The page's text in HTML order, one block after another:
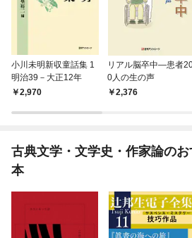
小川未明新収童話集 1
明治39－大正12年
2,970
リアル脳卒中―患者
0人の生の声
2,376
古典文学・文学史・作家論の
本